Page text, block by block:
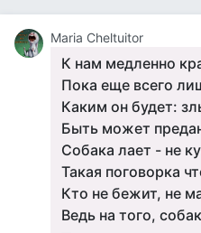
Maria Cheltuitor
К нам медленно
Пока еще всего
Каким он будет:
Быть может
Собака лает - не
Такая поговорка
Кто не бежит, не
Ведь на того,